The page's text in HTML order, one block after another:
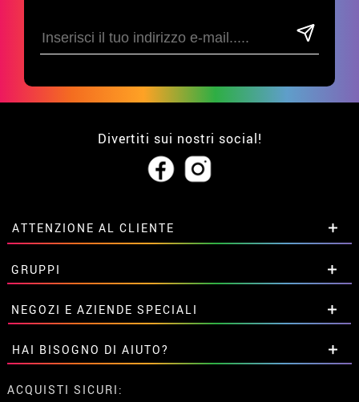
Divertiti sui nostri social!
ATTENZIONE AL CLIENTE
• Su di noi
• Condizioni di vendita
• Avviso legale privacy
• Attenzione al cliente
• Utilizzo dei cookies
•Impostazioni dei cookie
GRUPPI
Sconti speciali per gruppi.
Contattaci qui
NEGOZI E AZIENDE SPECIALI
Sconti speciali per gruppi.
Contattaci qui
HAI BISOGNO DI AIUTO?
Non ho ancora fatto l'ordine
ACQUISTI SICURI: